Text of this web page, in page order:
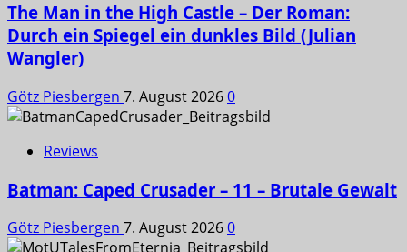
The Man in the High Castle – Der Roman:
Durch ein Spiegel ein dunkles Bild (Julian
Wangler)
Götz Piesbergen 7. August 20260
Reviews
Batman: Caped Crusader – 11 – Brutale Gewalt
Götz Piesbergen 7. August 20260